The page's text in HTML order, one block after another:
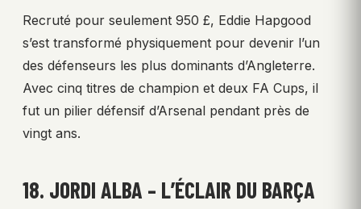
Recruté pour seulement 950 £, Eddie Hapgood
s’est transformé physiquement pour devenir l’un
des défenseurs les plus dominants d’Angleterre.
Avec cinq titres de champion et deux FA Cups, il
fut un pilier défensif d’Arsenal pendant près de
vingt ans.
18. JORDI ALBA – L’ÉCLAIR DU BARÇA